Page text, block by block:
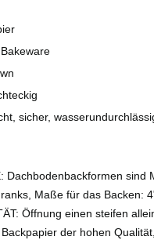
sicher,
Dachbodenbackformen
Maße für das Backen:
Öffnung einen steifen
der hohen